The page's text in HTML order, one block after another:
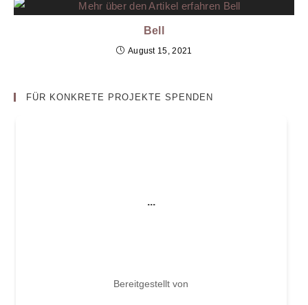
Bell
August 15, 2021
FÜR KONKRETE PROJEKTE SPENDEN